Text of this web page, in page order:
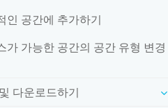
인 공간에 추가하기
가 가능한 공간의 공간 유형 변경
다운로드하기